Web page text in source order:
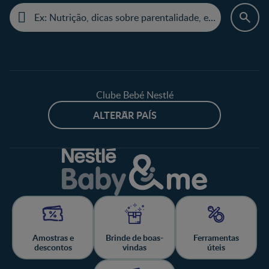
Clube Bebé Nestlé
ALTERAR PAÍS
Amostras e
descontos
Brinde de boas-
vindas
Ferramentas
úteis